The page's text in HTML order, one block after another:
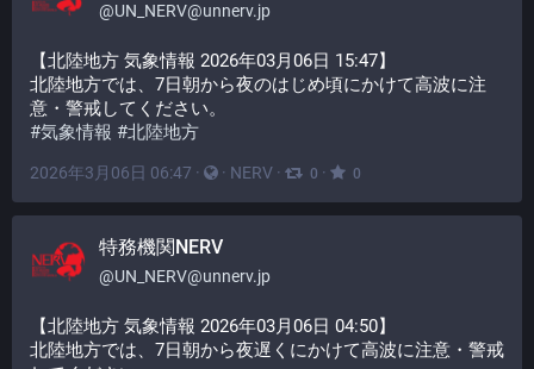
@UN_NERV@unnerv.jp
【北陸地方 気象情報 2026年03月06日 15:47】
北陸地方では、7日朝から夜のはじめ頃にかけて高波に注
意・警戒してください。
#気象情報 #北陸地方
2026年3月06日 06:47 · · NERV · 0 · 0
特務機関NERV
@UN_NERV@unnerv.jp
【北陸地方 気象情報 2026年03月06日 04:50】
北陸地方では、7日朝から夜遅くにかけて高波に注意・警戒